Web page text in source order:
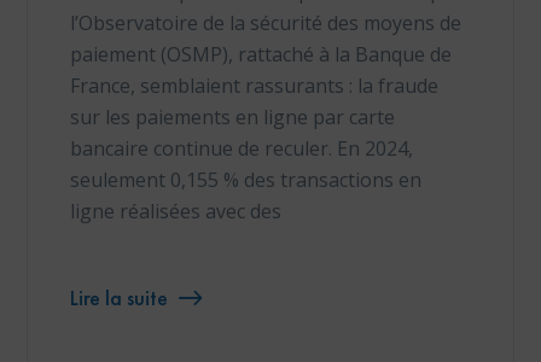
l’Observatoire de la sécurité des moyens de
paiement (OSMP), rattaché à la Banque de
France, semblaient rassurants : la fraude
sur les paiements en ligne par carte
bancaire continue de reculer. En 2024,
seulement 0,155 % des transactions en
ligne réalisées avec des
Lire la suite